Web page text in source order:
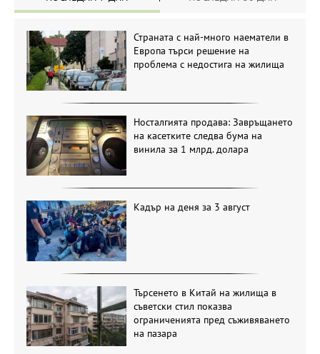
Страната с най-много наематели в
Европа търси решение на
проблема с недостига на жилища
Носталгията продава: Завръщането
на касетките следва бума на
винила за 1 млрд. долара
Кадър на деня за 3 август
Търсенето в Китай на жилища в
съветски стил показва
ограниченията пред съживяването
на пазара